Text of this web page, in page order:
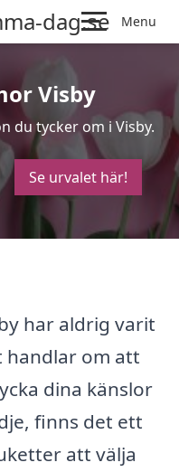
dag.se Menu
Visby
du tycker om i Visby.
Se urvalet här!
har aldrig varit
handlar om att
dina känslor
finns det ett
att välja